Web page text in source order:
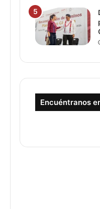
Encuéntranos